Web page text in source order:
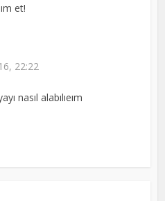
et!
22:22
nasıl alabılıeım